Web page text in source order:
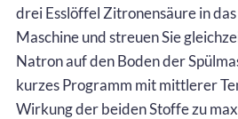
drei Esslöffel Zitronensäure in
Maschine und streuen Sie
Natron auf den Boden der
kurzes Programm mit mittlerer
Wirkung der beiden Stoffe zu